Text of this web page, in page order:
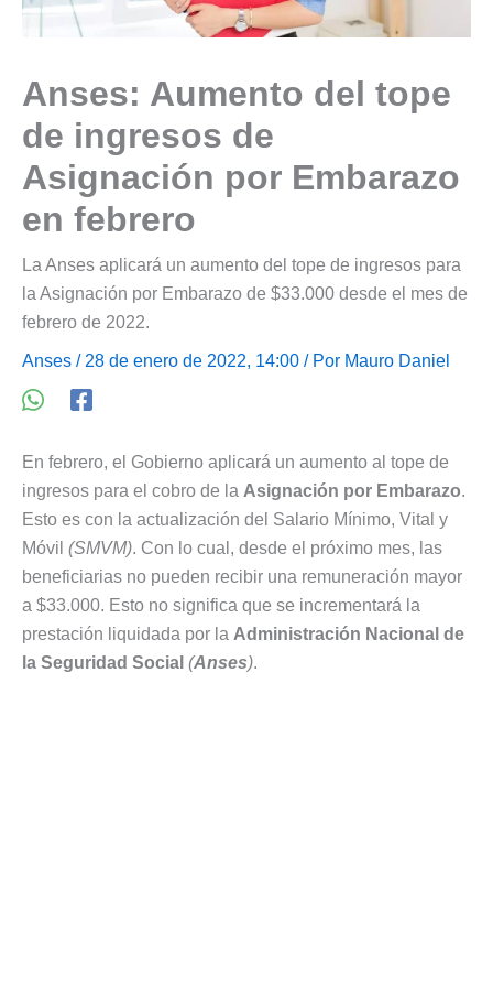
Anses: Aumento del tope
de ingresos de
Asignación por Embarazo
en febrero
La Anses aplicará un aumento del tope de ingresos para
la Asignación por Embarazo de $33.000 desde el mes de
febrero de 2022.
Anses / 28 de enero de 2022, 14:00 / Por Mauro Daniel
En febrero, el Gobierno aplicará un aumento al tope de
ingresos para el cobro de la Asignación por Embarazo.
Esto es con la actualización del Salario Mínimo, Vital y
Móvil (SMVM). Con lo cual, desde el próximo mes, las
beneficiarias no pueden recibir una remuneración mayor
a $33.000. Esto no significa que se incrementará la
prestación liquidada por la Administración Nacional de
la Seguridad Social (Anses).